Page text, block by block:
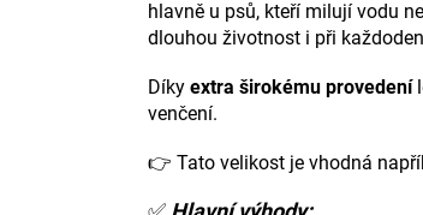
hlavně u psů, kteří milují vodu
dlouhou životnost i při
Díky extra širokému provedení
venčení.
👉 Tato velikost je vhodná